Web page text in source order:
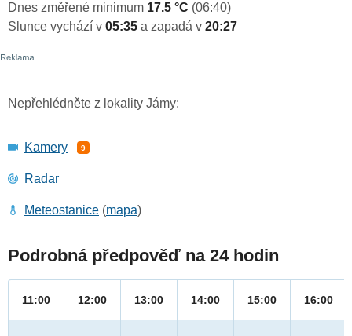
Dnes změřené minimum 17.5 °C (06:40)
Slunce vychází v 05:35 a zapadá v 20:27
Nepřehlédněte z lokality Jámy:
Kamery 9
Radar
Meteostanice (mapa)
Podrobná předpověď na 24 hodin
11:00 12:00 13:00 14:00 15:00 16:00